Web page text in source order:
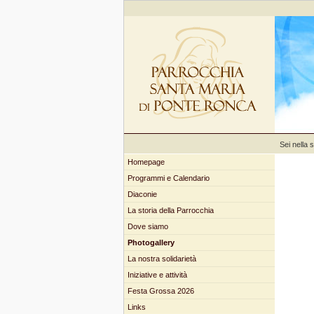
Sei nella
Homepage
Programmi e Calendario
Diaconie
La storia della Parrocchia
Dove siamo
Photogallery
La nostra solidarietà
Iniziative e attività
Festa Grossa 2026
Links